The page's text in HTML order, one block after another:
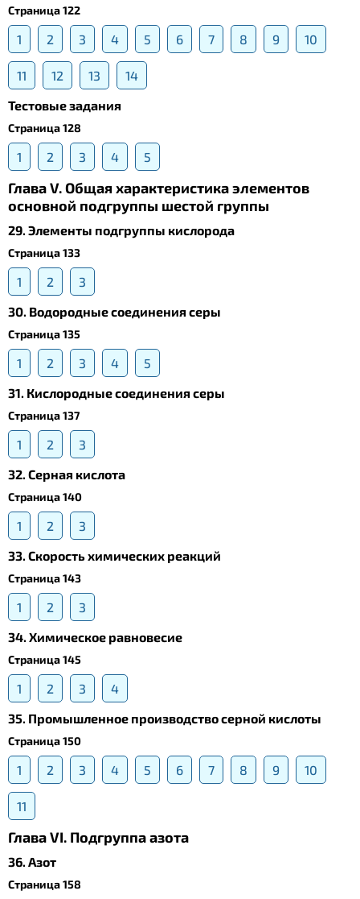
Страница 122
1 2 3 4 5 6 7 8 9 10
11 12 13
14
Тестовые задания
Страница 128
1 2 3 4 5
Глава V. Общая характеристика элементов
основной подгруппы шестой группы
29. Элементы подгруппы кислорода
Страница 133
1 2
3
30. Водородные соединения серы
Страница 135
1 2 3 4
5
31. Кислородные соединения серы
Страница 137
1 2
3
32. Серная кислота
Страница 140
1 2
3
33. Скорость химических реакций
Страница 143
1 2
3
34. Химическое равновесие
Страница 145
1 2 3
4
35. Промышленное производство серной кислоты
Страница 150
1 2 3 4 5 6 7 8 9 10
11
Глава VI. Подгруппа азота
36. Азот
Страница 158